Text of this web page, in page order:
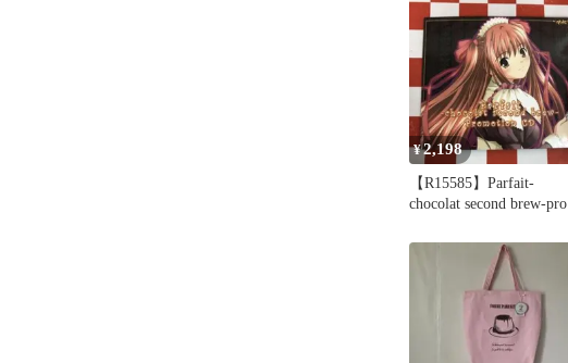
¥2,198
【R15585】Parfait-
chocolat second brew-pro